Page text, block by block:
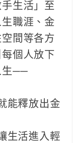
生活」至
職涯、金
間等各方
個人放下
生──
能釋放出金
生活進入輕